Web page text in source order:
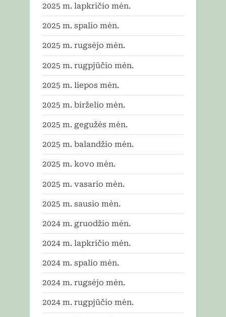
2025 m. lapkričio mėn.
2025 m. spalio mėn.
2025 m. rugsėjo mėn.
2025 m. rugpjūčio mėn.
2025 m. liepos mėn.
2025 m. birželio mėn.
2025 m. gegužės mėn.
2025 m. balandžio mėn.
2025 m. kovo mėn.
2025 m. vasario mėn.
2025 m. sausio mėn.
2024 m. gruodžio mėn.
2024 m. lapkričio mėn.
2024 m. spalio mėn.
2024 m. rugsėjo mėn.
2024 m. rugpjūčio mėn.